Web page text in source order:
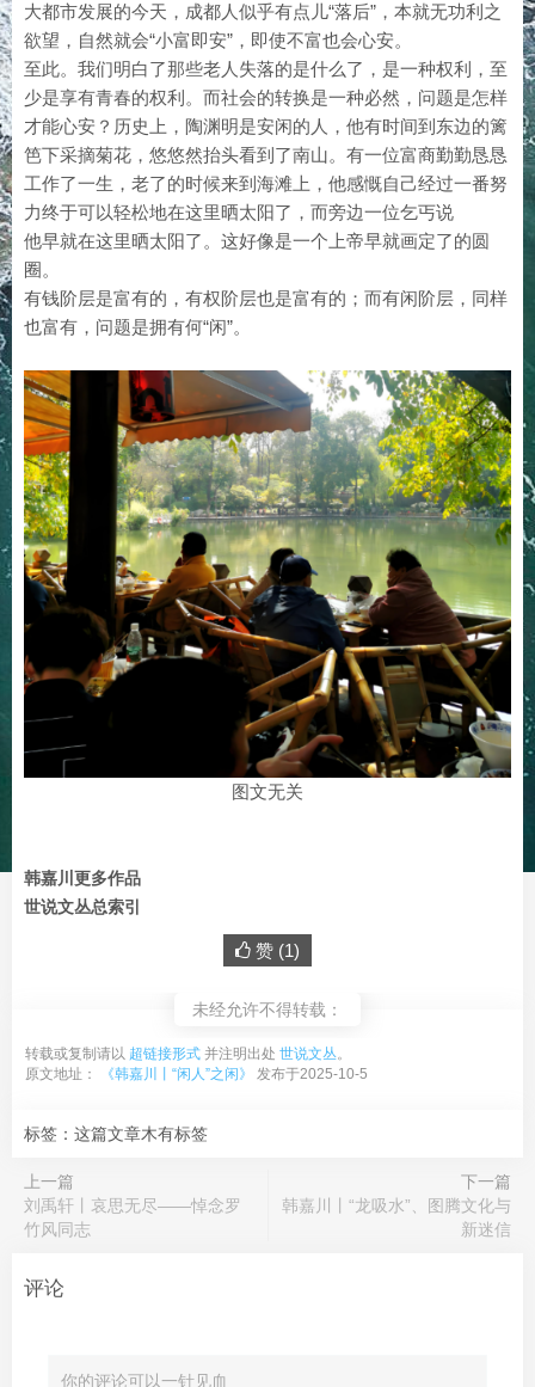
大都市发展的今天，成都人似乎有点儿“落后”，本就无功利之
欲望，自然就会“小富即安”，即使不富也会心安。
至此。我们明白了那些老人失落的是什么了，是一种权利，至
少是享有青春的权利。而社会的转换是一种必然，问题是怎样
才能心安？历史上，陶渊明是安闲的人，他有时间到东边的篱
笆下采摘菊花，悠悠然抬头看到了南山。有一位富商勤勤恳恳
工作了一生，老了的时候来到海滩上，他感慨自己经过一番努
力终于可以轻松地在这里晒太阳了，而旁边一位乞丐说
他早就在这里晒太阳了。这好像是一个上帝早就画定了的圆
圈。
有钱阶层是富有的，有权阶层也是富有的；而有闲阶层，同样
也富有，问题是拥有何“闲”。
图文无关
韩嘉川更多作品
世说文丛总索引
赞 (1)
未经允许不得转载：
转载或复制请以 超链接形式 并注明出处 世说文丛。
原文地址：
《韩嘉川丨“闲人”之闲》 发布于2025-10-5
标签：这篇文章木有标签
上一篇
刘禹轩丨哀思无尽——悼念罗
竹风同志
下一篇
韩嘉川丨“龙吸水”、图腾文化与
新迷信
评论